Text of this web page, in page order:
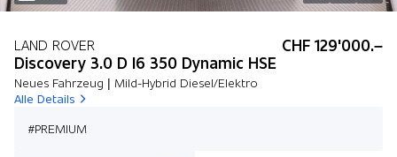
LAND ROVER
Discovery 3.0 D I6 350 Dynamic HSE
Neues Fahrzeug | Mild-Hybrid Diesel/Elektro
Alle Details
CHF 129'000.–
#PREMIUM